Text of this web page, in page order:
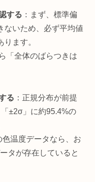
する ：まず、標準偏
ないため、必ず平均値
ます。
「全体のばらつきは
る ：正規分布が前提
±2σ」に約95.4%の
温度データなら、お
タが存在していると